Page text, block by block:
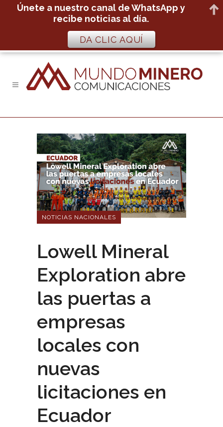
NOTICIAS NACIONALES
Lowell Mineral
Exploration abre
las puertas a
empresas
locales con
nuevas
licitaciones en
Ecuador
Únete a nuestro canal de WhatsApp y
recibe noticias al día.
DA CLIC AQUÍ